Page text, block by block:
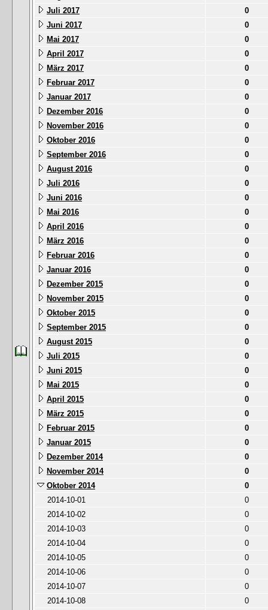
Juli 2017
0
Juni 2017
0
Mai 2017
0
April 2017
0
März 2017
0
Februar 2017
0
Januar 2017
0
Dezember 2016
0
November 2016
0
Oktober 2016
0
September 2016
0
August 2016
0
Juli 2016
0
Juni 2016
0
Mai 2016
0
April 2016
0
März 2016
0
Februar 2016
0
Januar 2016
0
Dezember 2015
0
November 2015
0
Oktober 2015
0
September 2015
0
August 2015
0
Juli 2015
0
Juni 2015
0
Mai 2015
0
April 2015
0
März 2015
0
Februar 2015
0
Januar 2015
0
Dezember 2014
0
November 2014
0
Oktober 2014
0
2014-10-01
0
2014-10-02
0
2014-10-03
0
2014-10-04
0
2014-10-05
0
2014-10-06
0
2014-10-07
0
2014-10-08
0